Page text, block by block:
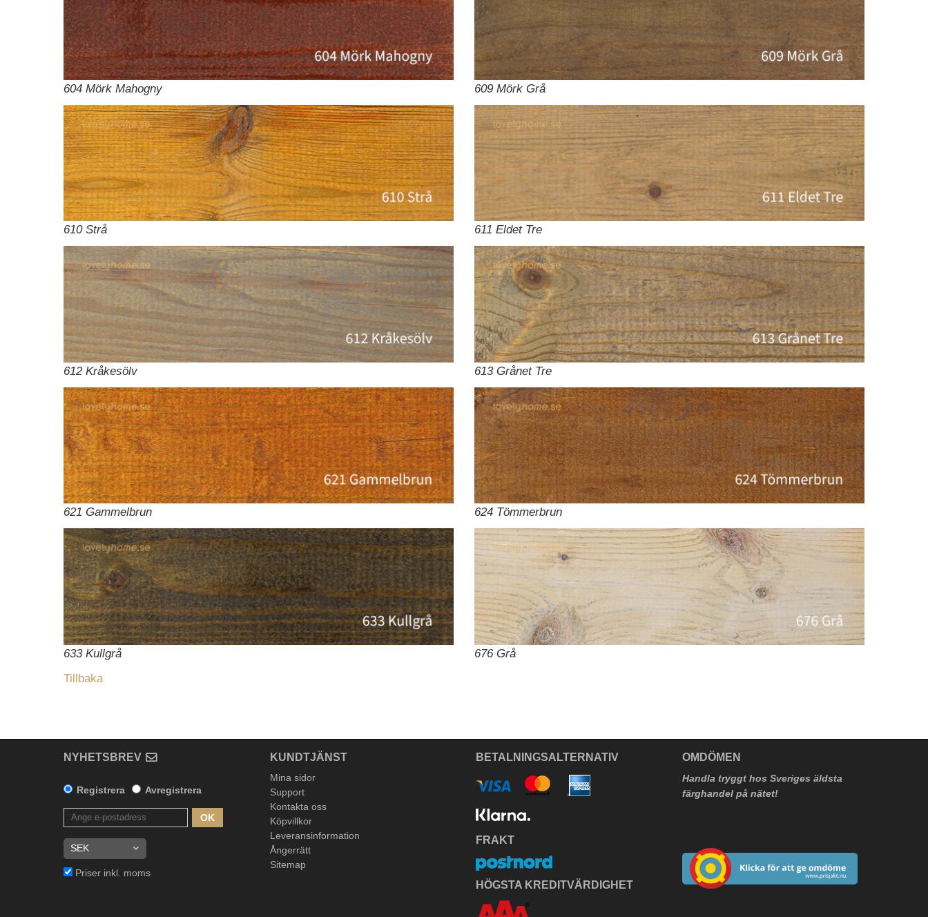
604 Mörk Mahogny 609 Mörk Grå
610 Strå 611 Eldet Tre
612 Kråkesölv 613 Grånet Tre
621 Gammelbrun 624 Tömmerbrun
633 Kullgrå
676 Grå
Tillbaka
NYHETSBREV
Registrera Avregistrera
OK
Priser inkl. moms
KUNDTJÄNST
Mina sidor
Support
Kontakta oss
Köpvillkor
Leveransinformation
Ångerrätt
Sitemap
BETALNINGSALTERNATIV
FRAKT
HÖGSTA KREDITVÄRDIGHET
OMDÖMEN
Handla tryggt hos Sveriges äldsta
färghandel på nätet!
Handla för 8000 kr, vid ett köptillfälle, och få
Lägg till erbjudandet i kassan.
Stäng